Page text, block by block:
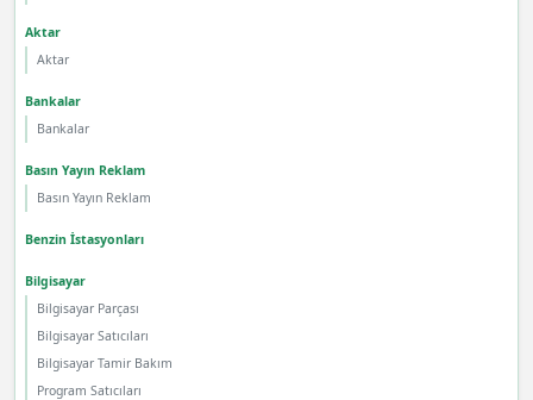
Aktar
Aktar
Bankalar
Bankalar
Basın Yayın Reklam
Basın Yayın Reklam
Benzin İstasyonları
Bilgisayar
Bilgisayar Parçası
Bilgisayar Satıcıları
Bilgisayar Tamir Bakım
Program Satıcıları